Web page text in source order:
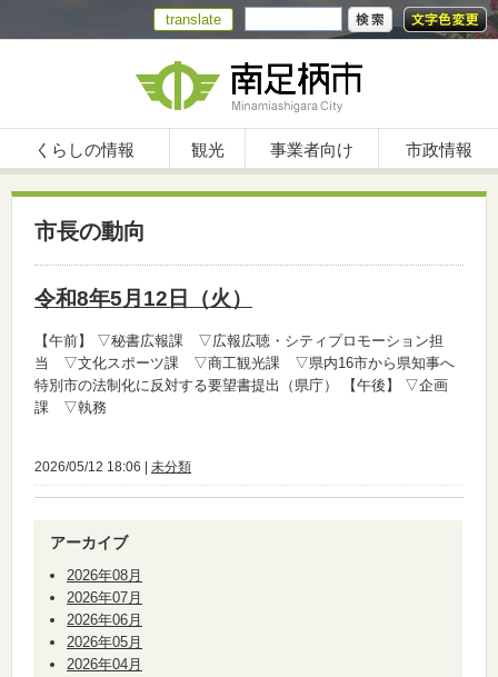
translate
くらしの情報 観光 事業者向け 市政情報
市長の動向
令和8年5月12日（火）
【午前】
▽秘書広報課 ▽広報広聴・シティプロモーション担
当 ▽文化スポーツ課 ▽商工観光課 ▽県内16市から県知事へ
特別市の法制化に反対する要望書提出（県庁）
【午後】
▽企画
課 ▽執務
2026/05/12 18:06 | 未分類
アーカイブ
2026年08月
2026年07月
2026年06月
2026年05月
2026年04月